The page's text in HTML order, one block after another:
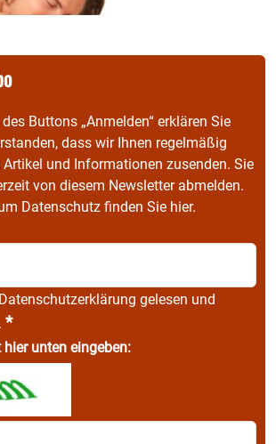
Buttons „Anmelden“ erklären Sie
dass wir Ihnen regelmäßig
Artikel und Informationen zusenden. Sie
von diesem Newsletter abmelden.
Datenschutz finden Sie hier.
Datenschutzerklärung gelesen und
*
unten eingeben: